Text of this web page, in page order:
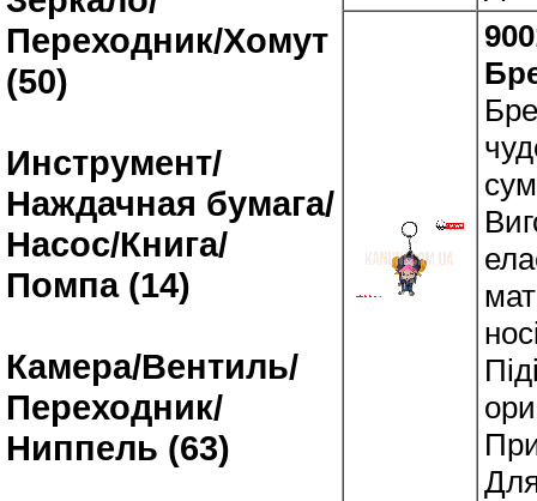
Переходник/Хомут
(50)
Инструмент/
Наждачная бумага/
Насос/Книга/
Помпа (14)
Камера/Вентиль/
Переходник/
Ниппель (63)